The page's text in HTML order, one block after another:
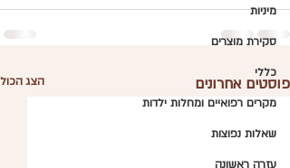
מיניות
סקירת מוצרים
כללי
מקרים רפואיים ומחלות ילדות
שאלות נפוצות
עזרה ראשונה
פוסטים אחרונים הצג הכול